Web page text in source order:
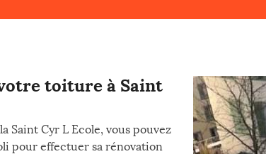
toiture à Saint
Saint Cyr L Ecole, vous pouvez
pour effectuer sa rénovation